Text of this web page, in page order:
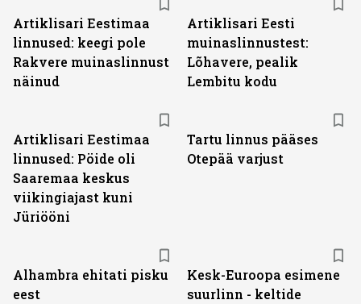
Artiklisari Eestimaa
linnused: keegi pole
Rakvere muinaslinnust
näinud
Artiklisari Eesti
muinaslinnustest:
Lõhavere, pealik
Lembitu kodu
Artiklisari Eestimaa
linnused: Pöide oli
Saaremaa keskus
viikingiajast kuni
Jüriööni
Tartu linnus pääses
Otepää varjust
Alhambra ehitati pisku
eest
Kesk-Euroopa esimene
suurlinn - keltide